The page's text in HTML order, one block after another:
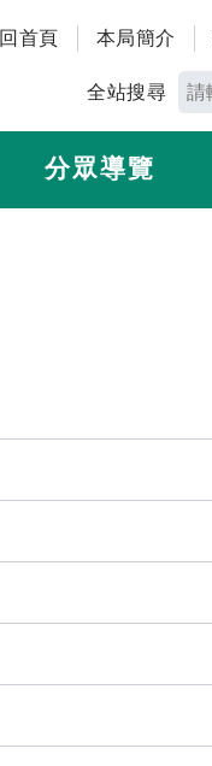
回首頁 本局簡介
全站搜尋
分眾導覽